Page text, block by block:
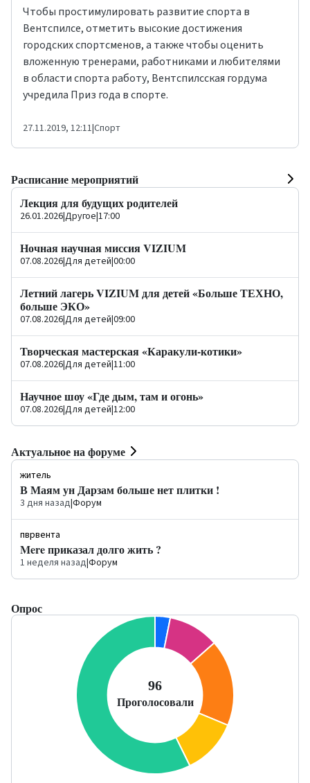
Чтобы простимулировать развитие спорта в
Вентспилсе, отметить высокие достижения
городских спортсменов, а также чтобы оценить
вложенную тренерами, работниками и любителями
в области спорта работу, Вентспилсская гордума
учредила Приз года в спорте.
27.11.2019, 12:11|Спорт
Расписание мероприятий
Лекция для будущих родителей
26.01.2026|Другое|17:00
Ночная научная миссия VIZIUM
07.08.2026|Для детей|00:00
Летний лагерь VIZIUM для детей «Больше ТЕХНО,
больше ЭКО»
07.08.2026|Для детей|09:00
Творческая мастерская «Каракули-котики»
07.08.2026|Для детей|11:00
Научное шоу «Где дым, там и огонь»
07.08.2026|Для детей|12:00
Актуальное на форуме
житель
В Маям ун Дарзам больше нет плитки !
3 дня назад|Форум
пврвента
Mere приказал долго жить ?
1 неделя назад|Форум
Опрос